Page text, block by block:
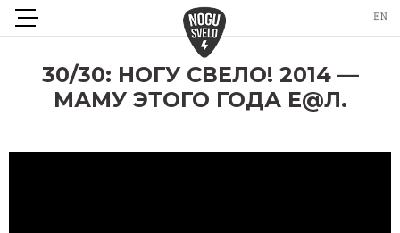
30/30: НОГУ СВЕЛО! 2014 —
МАМУ ЭТОГО ГОДА Е@Л.